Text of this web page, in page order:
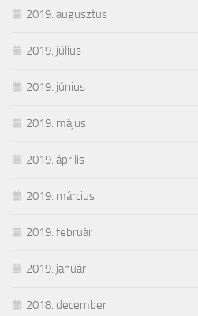
2019. augusztus
2019. július
2019. június
2019. május
2019. április
2019. március
2019. február
2019. január
2018. december